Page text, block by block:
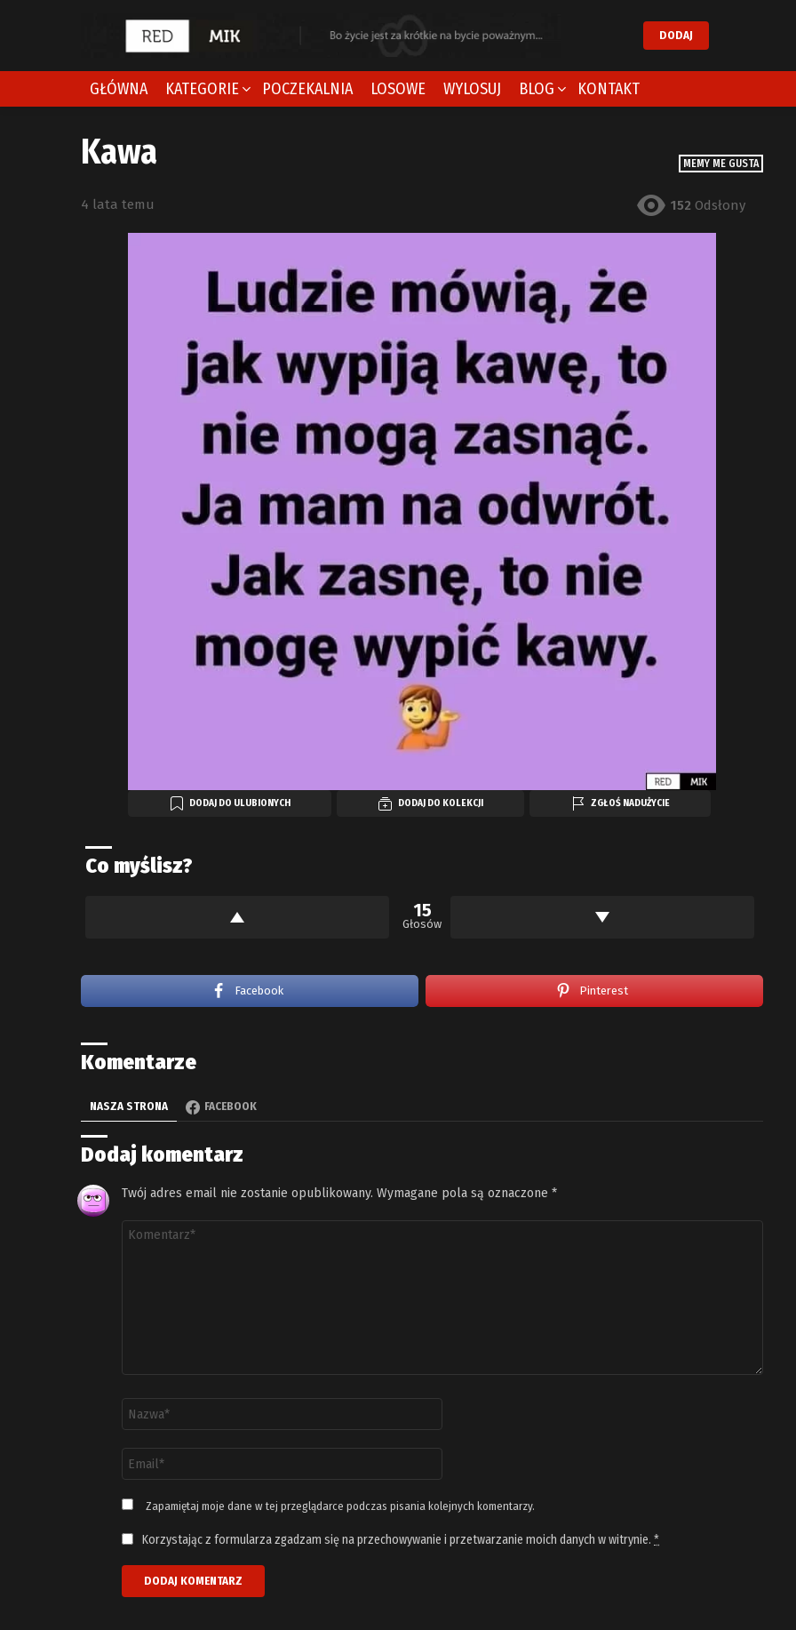
DODAJ
GŁÓWNA KATEGORIE POCZEKALNIA LOSOWE WYLOSUJ BLOG KONTAKT
MEMY ME GUSTA
Kawa
4 lata temu 152 Odsłony
DODAJ DO ULUBIONYCH DODAJ DO KOLEKCJI ZGŁOŚ NADUŻYCIE
Co myślisz?
15
Głosów
Facebook Pinterest
Komentarze
NASZA STRONA FACEBOOK
Dodaj komentarz
Twój adres email nie zostanie opublikowany. Wymagane pola są oznaczone *
Komentarz
email
*
Zapamiętaj moje dane w tej przeglądarce podczas pisania kolejnych komentarzy.
Korzystając z formularza zgadzam się na przechowywanie i przetwarzanie moich danych w witrynie. *